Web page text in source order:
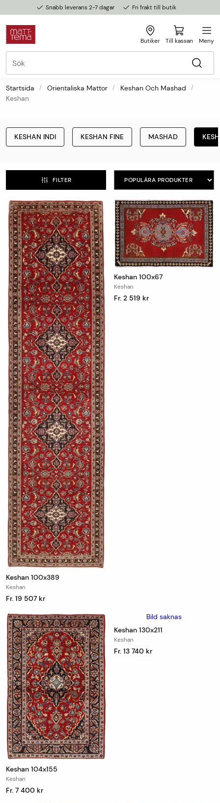
Snabb leverans 2-7 dagar Fri frakt till butik
Butiker Till kassan Meny
Startsida Orientaliska Mattor
Keshan Och Mashad
Keshan
KESHAN INDI KESHAN FINE MASHAD
FILTER
Keshan 100x389
Keshan
Fr. 19 507 kr
Keshan 100x67
Keshan
Fr. 2 519 kr
Keshan 104x155
Keshan
Fr. 7 400 kr
Bild saknas
Keshan 130x211
Keshan
Fr. 13 740 kr